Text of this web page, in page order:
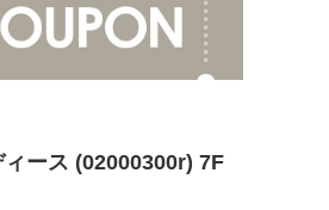
ース (02000300r) 7F